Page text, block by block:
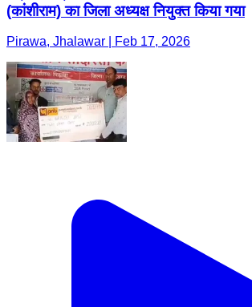
(कांशीराम) का जिला अध्यक्ष नियुक्त किया गया
Pirawa, Jhalawar | Feb 17, 2026